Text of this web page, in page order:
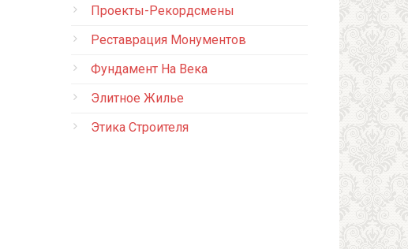
Проекты-Рекордсмены
Реставрация Монументов
Фундамент На Века
Элитное Жилье
Этика Строителя